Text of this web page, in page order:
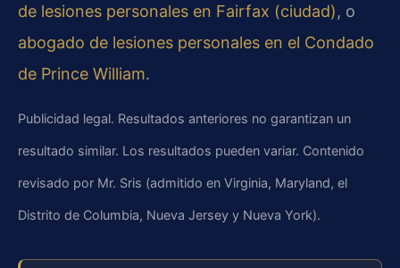
de lesiones personales en Fairfax (ciudad), o
abogado de lesiones personales en el Condado
de Prince William.
Publicidad legal. Resultados anteriores no garantizan un
resultado similar. Los resultados pueden variar. Contenido
revisado por Mr. Sris (admitido en Virginia, Maryland, el
Distrito de Columbia, Nueva Jersey y Nueva York).